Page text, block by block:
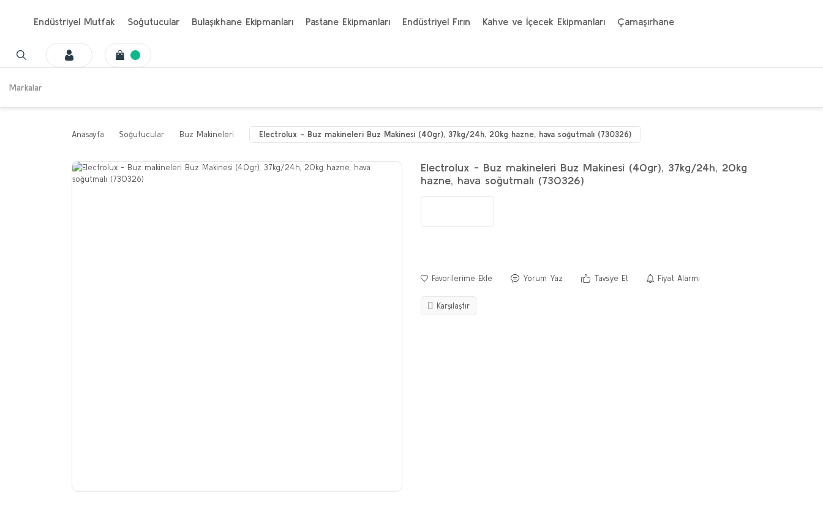
Endüstriyel Mutfak Soğutucular Bulaşıkhane Ekipmanları Pastane Ekipmanları Endüstriyel Fırın Kahve ve İçecek Ekipmanları Çamaşırhane
Markalar
Anasayfa Soğutucular Buz Makineleri Electrolux - Buz makineleri Buz Makinesi (40gr), 37kg/24h, 20kg hazne, hava soğutmalı (730326)
Electrolux - Buz makineleri Buz Makinesi (40gr), 37kg/24h, 20kg
hazne, hava soğutmalı (730326)
Yorum Yaz Tavsiye Et Fiyat Alarmı
Karşılaştır